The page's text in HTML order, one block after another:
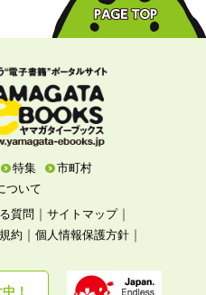
特集
市町村
ついて
質問 ｜サイトマップ｜
約 ｜個人情報保護方針 ｜
！